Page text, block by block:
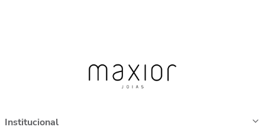
Institucional